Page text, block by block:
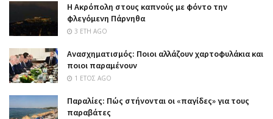
Η Ακρόπολη στους καπνούς με φόντο την
φλεγόμενη Πάρνηθα
3 ΈΤΗ AGO
Ανασχηματισμός: Ποιοι αλλάζουν χαρτοφυλάκια και
ποιοι παραμένουν
1 ΈΤΟΣ AGO
Παραλίες: Πώς στήνονται οι «παγίδες» για τους
παραβάτες